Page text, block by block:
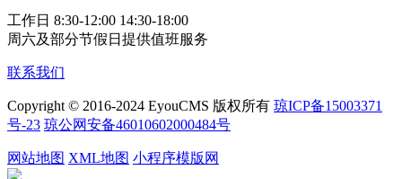
工作日 8:30-12:00 14:30-18:00
周六及部分节假日提供值班服务
联系我们
Copyright © 2016-2024 EyouCMS 版权所有 琼ICP备15003371
号-23 琼公网安备46010602000484号
网站地图 XML地图 小程序模版网